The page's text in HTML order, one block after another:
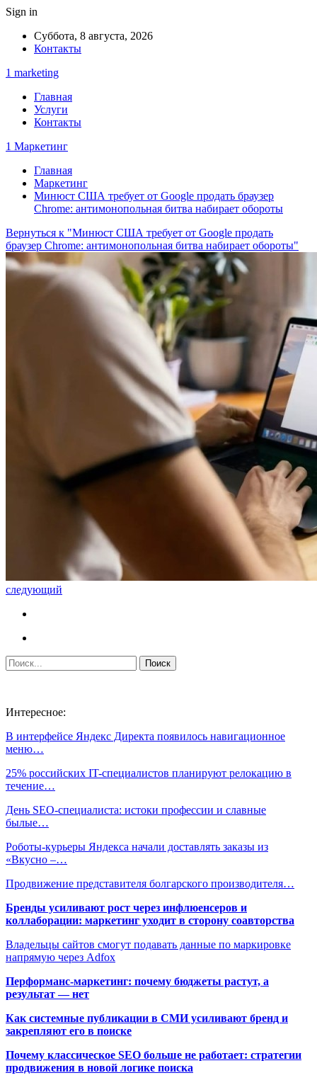
Sign in
Суббота, 8 августа, 2026
Контакты
1 marketing
Главная
Услуги
Контакты
1 Маркетинг
Главная
Маркетинг
Минюст США требует от Google продать браузер
Chrome: антимонопольная битва набирает обороты
Вернуться к "Минюст США требует от Google продать
браузер Chrome: антимонопольная битва набирает обороты"
следующий
Интересное:
В интерфейсе Яндекс Директа появилось навигационное
меню…
25% российских IT-специалистов планируют релокацию в
течение…
День SEO-специалиста: истоки профессии и славные
былые…
Роботы-курьеры Яндекса начали доставлять заказы из
«Вкусно –…
Продвижение представителя болгарского производителя…
Бренды усиливают рост через инфлюенсеров и
коллаборации: маркетинг уходит в сторону соавторства
Владельцы сайтов смогут подавать данные по маркировке
напрямую через Adfox
Перформанс-маркетинг: почему бюджеты растут, а
результат — нет
Как системные публикации в СМИ усиливают бренд и
закрепляют его в поиске
Почему классическое SEO больше не работает: стратегии
продвижения в новой логике поиска